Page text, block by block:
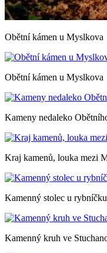
Obětní kámen u Myslkova
Obětní kámen u Myslkova
Kameny nedaleko
Kraj kamenů, louka mezi
Kamenný stolec u
Kamenný kruh ve